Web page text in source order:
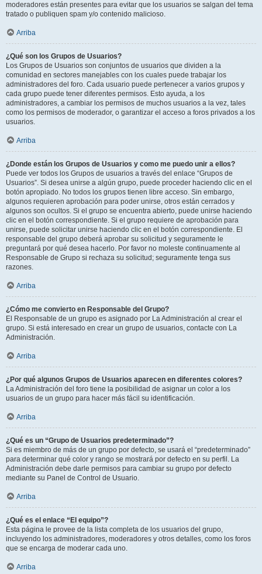
moderadores están presentes para evitar que los usuarios se salgan del tema
tratado o publiquen spam y/o contenido malicioso.
Arriba
¿Qué son los Grupos de Usuarios?
Los Grupos de Usuarios son conjuntos de usuarios que dividen a la
comunidad en sectores manejables con los cuales puede trabajar los
administradores del foro. Cada usuario puede pertenecer a varios grupos y
cada grupo puede tener diferentes permisos. Esto ayuda, a los
administradores, a cambiar los permisos de muchos usuarios a la vez, tales
como los permisos de moderador, o garantizar el acceso a foros privados a los
usuarios.
Arriba
¿Donde están los Grupos de Usuarios y como me puedo unir a ellos?
Puede ver todos los Grupos de usuarios a través del enlace “Grupos de
Usuarios”. Si desea unirse a algún grupo, puede proceder haciendo clic en el
botón apropiado. No todos los grupos tienen libre acceso. Sin embargo,
algunos requieren aprobación para poder unirse, otros están cerrados y
algunos son ocultos. Si el grupo se encuentra abierto, puede unirse haciendo
clic en el botón correspondiente. Si el grupo requiere de aprobación para
unirse, puede solicitar unirse haciendo clic en el botón correspondiente. El
responsable del grupo deberá aprobar su solicitud y seguramente le
preguntará por qué desea hacerlo. Por favor no moleste continuamente al
Responsable de Grupo si rechaza su solicitud; seguramente tenga sus
razones.
Arriba
¿Cómo me convierto en Responsable del Grupo?
El Responsable de un grupo es asignado por La Administración al crear el
grupo. Si está interesado en crear un grupo de usuarios, contacte con La
Administración.
Arriba
¿Por qué algunos Grupos de Usuarios aparecen en diferentes colores?
La Administración del foro tiene la posibilidad de asignar un color a los
usuarios de un grupo para hacer más fácil su identificación.
Arriba
¿Qué es un “Grupo de Usuarios predeterminado”?
Si es miembro de más de un grupo por defecto, se usará el “predeterminado”
para determinar qué color y rango se mostrará por defecto en su perfil. La
Administración debe darle permisos para cambiar su grupo por defecto
mediante su Panel de Control de Usuario.
Arriba
¿Qué es el enlace “El equipo”?
Esta página le provee de la lista completa de los usuarios del grupo,
incluyendo los administradores, moderadores y otros detalles, como los foros
que se encarga de moderar cada uno.
Arriba